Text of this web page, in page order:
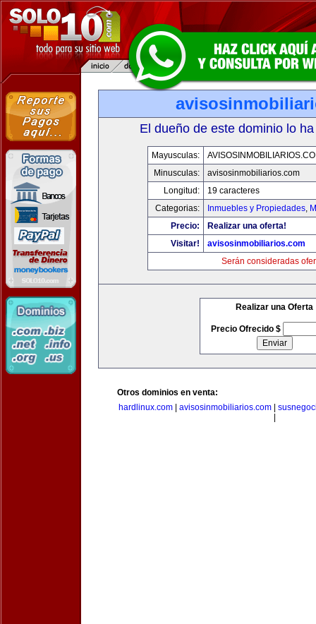
El dueño de este dominio lo
Mayusculas:
Minusculas:
avisosinmobiliarios.com
Longitud:
19 caracteres
Categorias:
Inmuebles y Propiedades,
Precio:
Realizar una oferta!
Visitar!
avisosinmobiliarios.com
Serán consideradas
Realizar una Oferta
Precio Ofrecido $
Otros dominios en venta:
hardlinux.com
avisosinmobiliarios.com